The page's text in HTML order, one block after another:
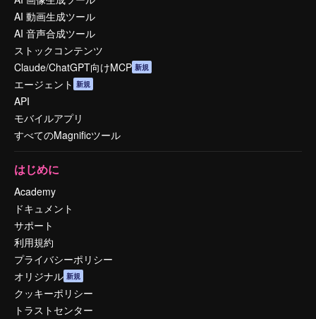
AI 動画生成ツール
AI 音声合成ツール
ストックコンテンツ
Claude/ChatGPT向けMCP 新規
エージェント 新規
API
モバイルアプリ
すべてのMagnificツール
はじめに
Academy
ドキュメント
サポート
利用規約
プライバシーポリシー
オリジナル 新規
クッキーポリシー
トラストセンター